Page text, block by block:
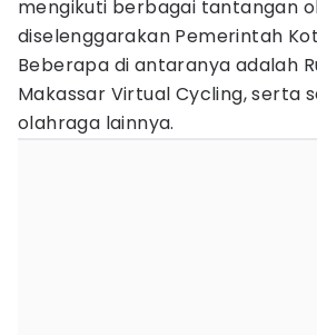
mengikuti berbagai tantangan
diselenggarakan Pemerintah
Beberapa di antaranya adalah
Makassar Virtual Cycling, serta
olahraga lainnya.